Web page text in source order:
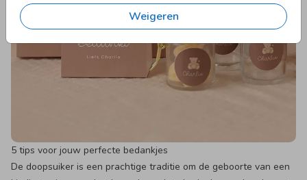
Weigeren
5 tips voor jouw perfecte bedankjes
De doopsuiker is een prachtige traditie om de geboorte van een